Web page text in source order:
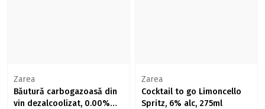
Zarea
Băutură carbogazoasă din
vin dezalcoolizat, 0.00%
Zarea
Cocktail to go Limoncello
Spritz, 6% alc, 275ml